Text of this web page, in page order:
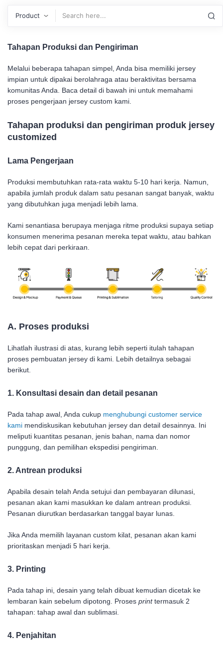
Tahapan Produksi dan Pengiriman
Melalui beberapa tahapan simpel, Anda bisa memiliki jersey
impian untuk dipakai berolahraga atau beraktivitas bersama
komunitas Anda. Baca detail di bawah ini untuk memahami
proses pengerjaan jersey custom kami.
Tahapan produksi dan pengiriman produk jersey
customized
Lama Pengerjaan
Produksi membutuhkan rata-rata waktu 5-10 hari kerja. Namun,
apabila jumlah produk dalam satu pesanan sangat banyak, waktu
yang dibutuhkan juga menjadi lebih lama.
Kami senantiasa berupaya menjaga ritme produksi supaya setiap
konsumen menerima pesanan mereka tepat waktu, atau bahkan
lebih cepat dari perkiraan.
A. Proses produksi
Lihatlah ilustrasi di atas, kurang lebih seperti itulah tahapan
proses pembuatan jersey di kami. Lebih detailnya sebagai
berikut.
1. Konsultasi desain dan detail pesanan
Pada tahap awal, Anda cukup menghubungi customer service
kami mendiskusikan kebutuhan jersey dan detail desainnya. Ini
meliputi kuantitas pesanan, jenis bahan, nama dan nomor
punggung, dan pemilihan ekspedisi pengiriman.
2. Antrean produksi
Apabila desain telah Anda setujui dan pembayaran dilunasi,
pesanan akan kami masukkan ke dalam antrean produksi.
Pesanan diurutkan berdasarkan tanggal bayar lunas.
Jika Anda memilih layanan custom kilat, pesanan akan kami
prioritaskan menjadi 5 hari kerja.
3. Printing
Pada tahap ini, desain yang telah dibuat kemudian dicetak ke
lembaran kain sebelum dipotong. Proses printtermasuk 2
tahapan: tahap awal dan sublimasi.
4. Penjahitan